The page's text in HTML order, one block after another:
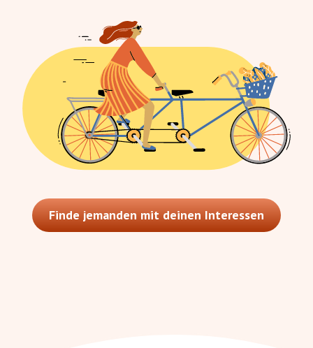
Finde jemanden mit deinen Interessen